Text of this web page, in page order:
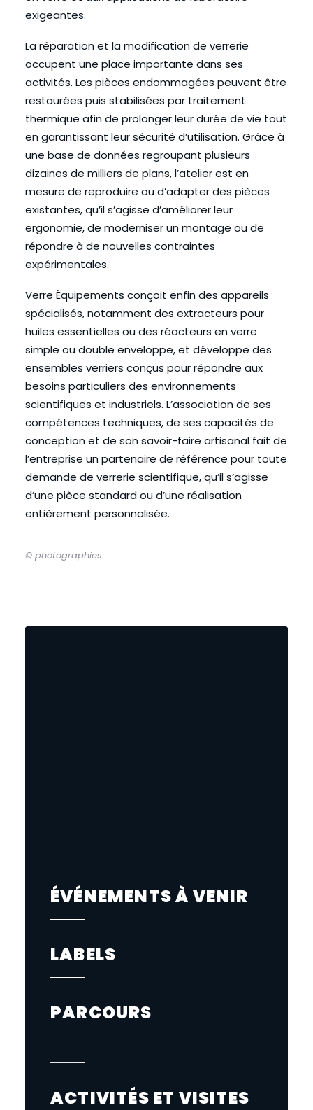
exigeantes.
La réparation et la modification de verrerie
occupent une place importante dans ses
activités. Les pièces endommagées peuvent être
restaurées puis stabilisées par traitement
thermique afin de prolonger leur durée de vie tout
en garantissant leur sécurité d’utilisation. Grâce à
une base de données regroupant plusieurs
dizaines de milliers de plans, l’atelier est en
mesure de reproduire ou d’adapter des pièces
existantes, qu’il s’agisse d’améliorer leur
ergonomie, de moderniser un montage ou de
répondre à de nouvelles contraintes
expérimentales.
Verre Équipements conçoit enfin des appareils
spécialisés, notamment des extracteurs pour
huiles essentielles ou des réacteurs en verre
simple ou double enveloppe, et développe des
ensembles verriers conçus pour répondre aux
besoins particuliers des environnements
scientifiques et industriels. L’association de ses
compétences techniques, de ses capacités de
conception et de son savoir-faire artisanal fait de
l’entreprise un partenaire de référence pour toute
demande de verrerie scientifique, qu’il s’agisse
d’une pièce standard ou d’une réalisation
entièrement personnalisée.
© photographies :
ÉVÉNEMENTS À VENIR
LABELS
PARCOURS
ACTIVITÉS ET VISITES